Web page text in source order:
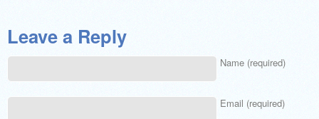
Leave a Reply
Name (required)
Email (required)